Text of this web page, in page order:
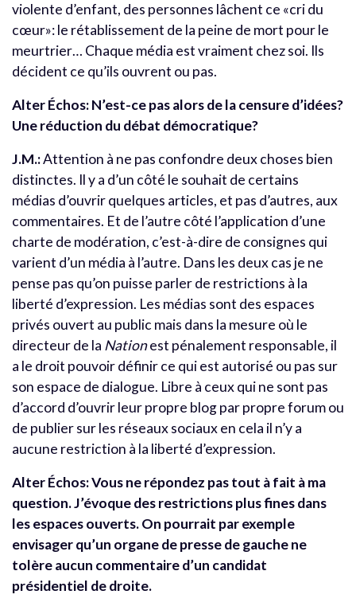
violente d’enfant, des personnes lâchent ce «cri du
cœur»: le rétablissement de la peine de mort pour le
meurtrier… Chaque média est vraiment chez soi. Ils
décident ce qu’ils ouvrent ou pas.
Alter Échos: N’est-ce pas alors de la censure d’idées?
Une réduction du débat démocratique?
J.M.:Attention à ne pas confondre deux choses bien
distinctes. Il y a d’un côté le souhait de certains
médias d’ouvrir quelques articles, et pas d’autres, aux
commentaires. Et de l’autre côté l’application d’une
charte de modération, c’est-à-dire de consignes qui
varient d’un média à l’autre. Dans les deux cas je ne
pense pas qu’on puisse parler de restrictions à la
liberté d’expression. Les médias sont des espaces
privés ouvert au public mais dans la mesure où le
directeur de la Nationest pénalement responsable, il
a le droit pouvoir définir ce qui est autorisé ou pas sur
son espace de dialogue. Libre à ceux qui ne sont pas
d’accord d’ouvrir leur propre blog par propre forum ou
de publier sur les réseaux sociaux en cela il n’y a
aucune restriction à la liberté d’expression.
Alter Échos: Vous ne répondez pas tout à fait à ma
question. J’évoque des restrictions plus fines dans
les espaces ouverts. On pourrait par exemple
envisager qu’un organe de presse de gauche ne
tolère aucun commentaire d’un candidat
présidentiel de droite.